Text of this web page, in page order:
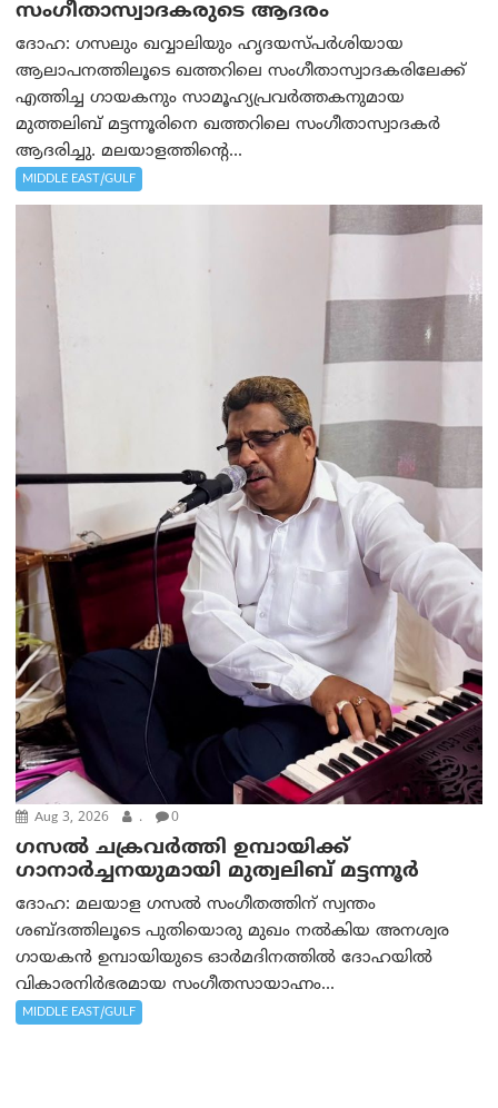
സംഗീതാസ്വാദകരുടെ ആദരം
ദോഹ: ഗസലും ഖവ്വാലിയും ഹൃദയസ്പര്‍ശിയായ
ആലാപനത്തിലൂടെ ഖത്തറിലെ സംഗീതാസ്വാദകരിലേക്ക്
എത്തിച്ച ഗായകനും സാമൂഹ്യപ്രവര്‍ത്തകനുമായ
മുത്തലിബ് മട്ടന്നൂരിനെ ഖത്തറിലെ സംഗീതാസ്വാദകര്‍
ആദരിച്ചു. മലയാളത്തിന്റെ...
MIDDLE EAST/GULF
Aug 3, 2026 . 0
ഗസല്‍ ചക്രവര്‍ത്തി ഉമ്പായിക്ക്
ഗാനാര്‍ച്ചനയുമായി മുത്വലിബ് മട്ടന്നൂര്‍
ദോഹ: മലയാള ഗസല്‍ സംഗീതത്തിന് സ്വന്തം
ശബ്ദത്തിലൂടെ പുതിയൊരു മുഖം നല്‍കിയ അനശ്വര
ഗായകന്‍ ഉമ്പായിയുടെ ഓര്‍മദിനത്തില്‍ ദോഹയില്‍
വികാരനിര്‍ഭരമായ സംഗീതസായാഹ്നം...
MIDDLE EAST/GULF